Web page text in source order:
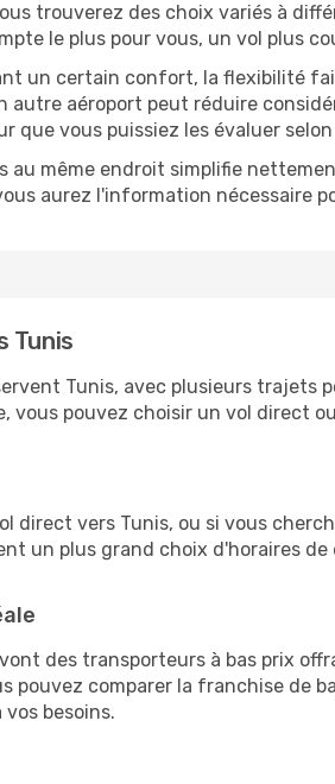
trouverez des choix variés à
le plus pour vous, un vol plus
un certain confort, la flexibilité
autre aéroport peut réduire
vous puissiez les évaluer
même endroit simplifie
aurez l'information nécessaire
Tunis
Tunis, avec plusieurs
vous pouvez choisir un vol direct
direct vers Tunis, ou si vous
un plus grand choix d'horaires
des transporteurs à bas prix
pouvez comparer la franchise
besoins.